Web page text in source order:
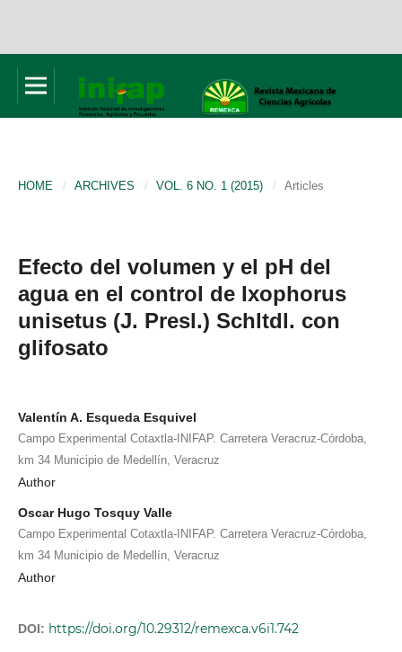
HOME / ARCHIVES / VOL. 6 NO. 1 (2015) / Articles
Efecto del volumen y el pH del
agua en el control de Ixophorus
unisetus (J. Presl.) Schltdl. con
glifosato
Valentín A. Esqueda Esquivel
Campo Experimental Cotaxtla-INIFAP. Carretera Veracruz-Córdoba,
km 34 Municipio de Medellín, Veracruz
Author
Oscar Hugo Tosquy Valle
Campo Experimental Cotaxtla-INIFAP. Carretera Veracruz-Córdoba,
km 34 Municipio de Medellín, Veracruz
Author
DOI: https://doi.org/10.29312/remexca.v6i1.742